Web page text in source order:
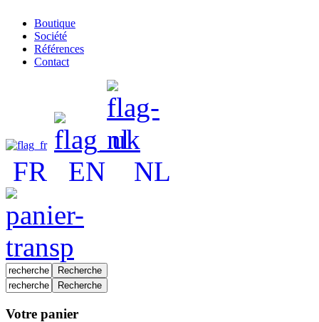
Boutique
Société
Références
Contact
FR EN NL
Votre panier